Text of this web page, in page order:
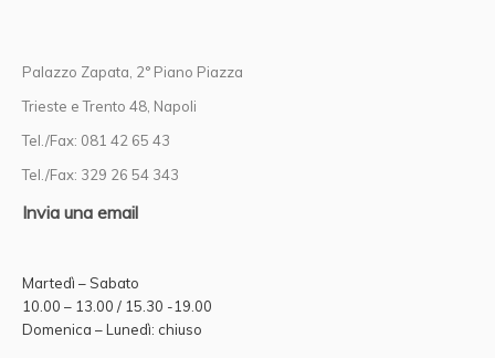
Palazzo Zapata, 2° Piano Piazza
Trieste e Trento 48, Napoli
Tel./Fax: 081 42 65 43
Tel./Fax: 329 26 54 343
Invia una email
Martedì – Sabato
10.00 – 13.00 / 15.30 -19.00
Domenica – Lunedì: chiuso